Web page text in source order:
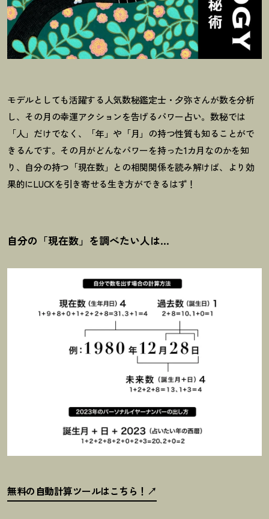
モデルとしても活躍する人気数秘鑑定士・夕弥さんが数を分析
し、その月の幸運アクションを告げるパワー占い。数秘では
「人」だけでなく、「年」や「月」の持つ性質も知ることがで
きるんです。その月がどんなパワーを持った1カ月なのかを知
り、自分の持つ「現在数」との相関関係を読み解けば、より効
果的にLUCKを引き寄せる生き方ができるはず ！
自分の「現在数」を調べたい人は…
無料の自動計算ツールはこちら ！